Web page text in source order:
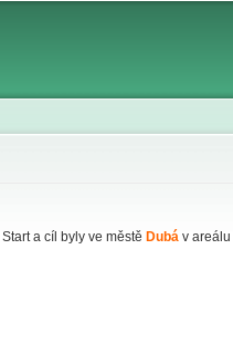
Start a cíl byly ve městě Dubá v areálu